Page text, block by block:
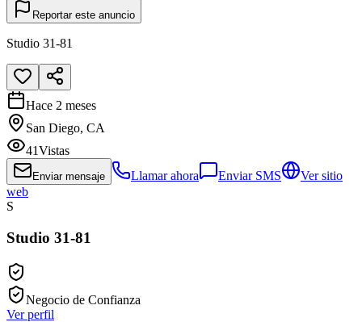
Reportar este anuncio
Studio 31-81
Hace 2 meses
San Diego, CA
41Vistas
Enviar mensaje Llamar ahora Enviar SMS
Ver sitio
web
S
Studio 31-81
Negocio de Confianza
Ver perfil